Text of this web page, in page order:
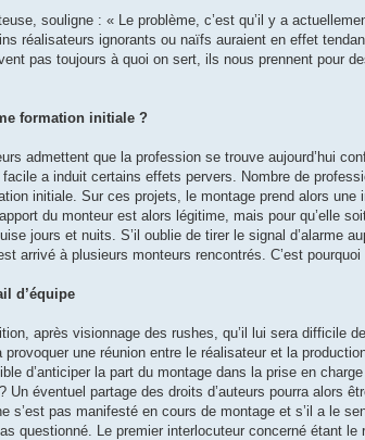
souligne : « Le problème, c’est qu’il y a
réalisateurs ignorants ou naïfs auraient en effet
pas toujours à quoi on sert, ils nous prennent pour
formation initiale ?
admettent que la profession se trouve aujourd’hui
a induit certains effets pervers. Nombre de
initiale. Sur ces projets, le montage prend alors une
du monteur est alors légitime, mais pour qu’elle
jours et nuits. S’il oublie de tirer le signal d’alarme
arrivé à plusieurs monteurs rencontrés. C’est
d’équipe
après visionnage des rushes, qu’il lui sera difficile
une réunion entre le réalisateur et la
d’anticiper la part du montage dans la prise en
Un éventuel partage des droits d’auteurs pourra alors
s’est pas manifesté en cours de montage et s’il a le
questionné. Le premier interlocuteur concerné étant